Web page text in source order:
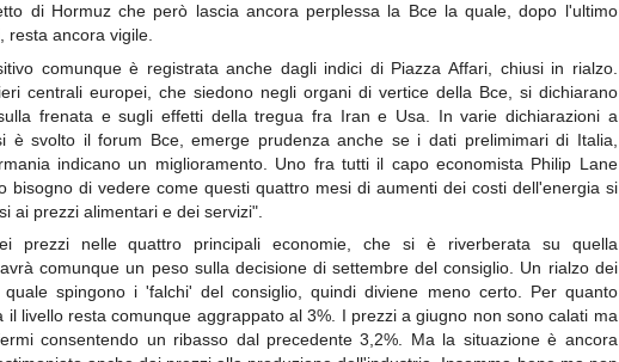
di Hormuz che però lascia ancora perplessa la Bce la quale, dopo l'ultimo
resta ancora vigile.
comunque è registrata anche dagli indici di Piazza Affari, chiusi in rialzo.
centrali europei, che siedono negli organi di vertice della Bce, si dichiarano
frenata e sugli effetti della tregua fra Iran e Usa. In varie dichiarazioni a
è svolto il forum Bce, emerge prudenza anche se i dati prelimimari di Italia,
indicano un miglioramento. Uno fra tutti il capo economista Philip Lane
bisogno di vedere come questi quattro mesi di aumenti dei costi dell'energia si
ai prezzi alimentari e dei servizi".
prezzi nelle quattro principali economie, che si è riverberata su quella
comunque un peso sulla decisione di settembre del consiglio. Un rialzo dei
spingono i 'falchi' del consiglio, quindi diviene meno certo. Per quanto
il livello resta comunque aggrappato al 3%. I prezzi a giugno non sono calati ma
consentendo un ribasso dal precedente 3,2%. Ma la situazione è ancora